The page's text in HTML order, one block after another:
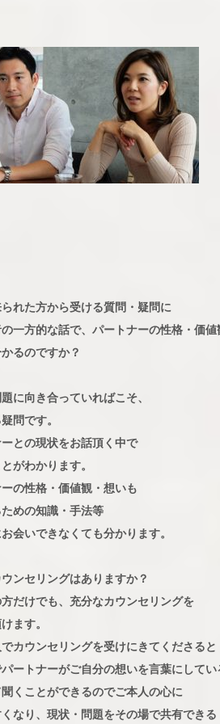
れた方から受ける質問・疑問に
一方的な話で、パートナーの性格・価値
るのですか？
に向き合っていればこそ、
問です。
との現状をお話頂く中で
がわかります。
の性格・価値観・想いも
めの知識・手法等
会いできなくても分かります。
ンセリングはありますか？
だけでも、充分なカウンセリングを
ます。
カウンセリングを受けにきてくださると
パートナーがご自分の想いを言葉にしてい
くことができるのでご本人の心に
なり、現状・問題をその場で共有できる